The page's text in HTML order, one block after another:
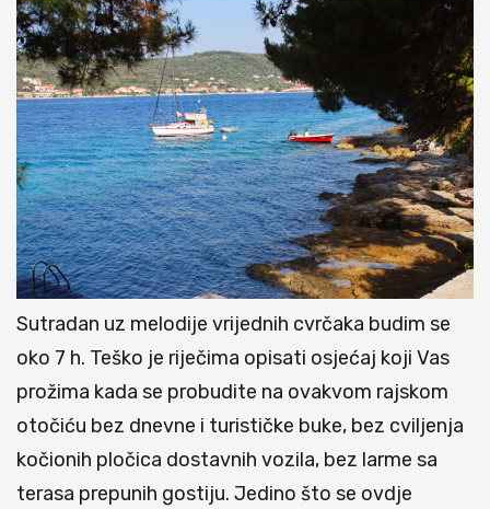
Sutradan uz melodije vrijednih cvrčaka budim se
oko 7 h. Teško je riječima opisati osjećaj koji Vas
prožima kada se probudite na ovakvom rajskom
otočiću bez dnevne i turističke buke, bez cviljenja
kočionih pločica dostavnih vozila, bez larme sa
terasa prepunih gostiju. Jedino što se ovdje